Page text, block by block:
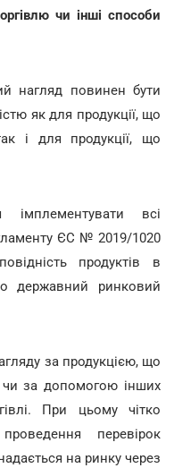
чи інші способи
нагляд повинен бути
як для продукції, що
і для продукції, що
всі
ЄС № 2019/1020
продуктів в
державний ринковий
за продукцією, що
чи за допомогою інших
При цьому чітко
перевірок
на ринку через